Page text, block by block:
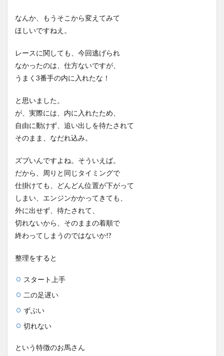
なんか、もうそこから変えてみて
ほしいですねえ。
レースに関しても、今回逃げられ
なかったのは、仕方ないですが、
うまく3番手の内に入れたな！
と思いました。
が、実際には、内に入れたため、
自由に動けず、追い出しを待たされて
そのまま、なだれ込み。
ズブいんですよね。そういえば。
だから、周りと同じタイミングで
仕掛けても、どんどん位置が下がって
しまい、エンジンかかってきても、
外に出せず、待たされて、
切れないから、そのままの着順で
終わってしまうのではないか!?
整理をすると
スタート上手
二の足遅い
ずぶい
切れない
という特徴のお馬さん